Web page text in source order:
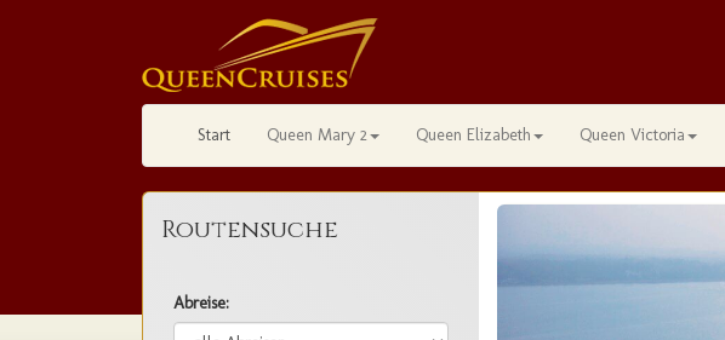
Start Queen Mary 2 Queen Elizabeth Queen Victoria
Routensuche
Abreise: